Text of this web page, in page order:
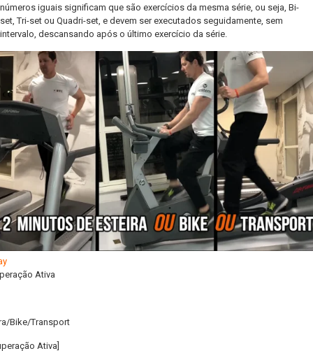
números iguais significam que são exercícios da mesma série, ou seja, Bi-
set, Tri-set ou Quadri-set, e devem ser executados seguidamente, sem
intervalo, descansando após o último exercício da série.
Ativa
Bike/Transport
Ativa]